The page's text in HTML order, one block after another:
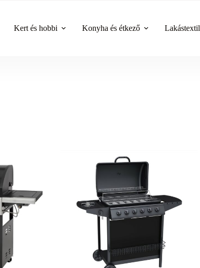
Kert és hobbi Konyha és étkező Lakástextil